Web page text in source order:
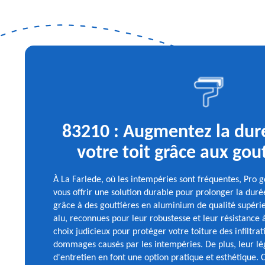
83210 : Augmentez la
votre toit grâce aux
À La Farlede, où les intempéries sont fréquentes, Pro
vous offrir une solution durable pour prolonger la
grâce à des gouttières en aluminium de qualité
alu, reconnues pour leur robustesse et leur résistance
choix judicieux pour protéger votre toiture des
dommages causés par les intempéries. De plus, leur
d'entretien en font une option pratique et esthétique.